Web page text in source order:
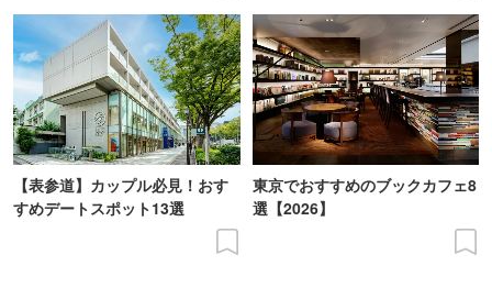
【表参道】カップル必見！おす
すめデートスポット13選
東京でおすすめのブックカフェ8
選【2026】